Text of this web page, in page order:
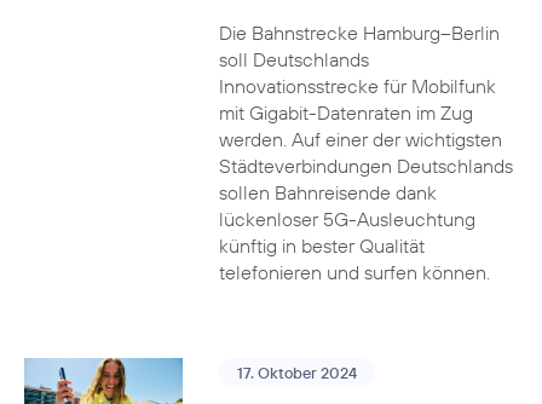
Die Bahnstrecke Hamburg–Berlin
soll Deutschlands
Innovationsstrecke für Mobilfunk
mit Gigabit-Datenraten im Zug
werden. Auf einer der wichtigsten
Städteverbindungen Deutschlands
sollen Bahnreisende dank
lückenloser 5G-Ausleuchtung
künftig in bester Qualität
telefonieren und surfen können.
17. Oktober 2024